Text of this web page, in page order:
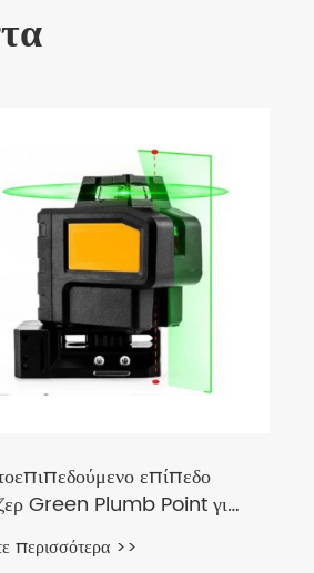
επίπεδο
Green Plumb Point για
χρήση
περισσότερα >>